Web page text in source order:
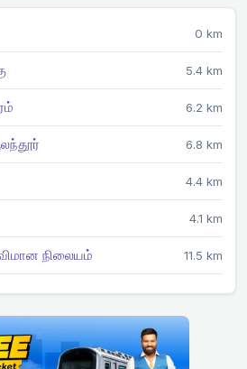
0 km
5.4 km
6.2 km
6.8 km
4.4 km
4.1 km
நிலையம் 11.5 km
5.5 km